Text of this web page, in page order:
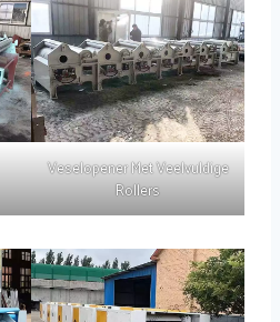
Veselopener Met Veelvuldige
Rollers